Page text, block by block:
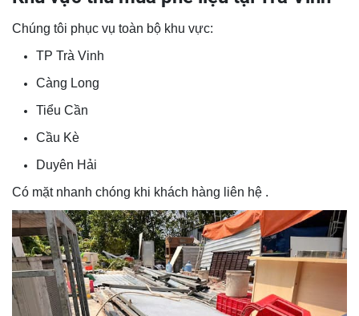
Chúng tôi phục vụ toàn bộ khu vực:
TP Trà Vinh
Càng Long
Tiểu Cần
Cầu Kè
Duyên Hải
Có mặt nhanh chóng khi khách hàng liên hệ .